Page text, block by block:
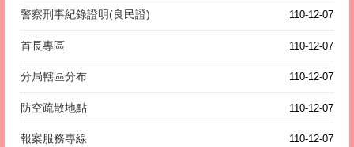
110-12-07
警察刑事紀錄證明(良民證)
110-12-07
首長專區
110-12-07
分局轄區分布
110-12-07
防空疏散地點
110-12-07
報案服務專線